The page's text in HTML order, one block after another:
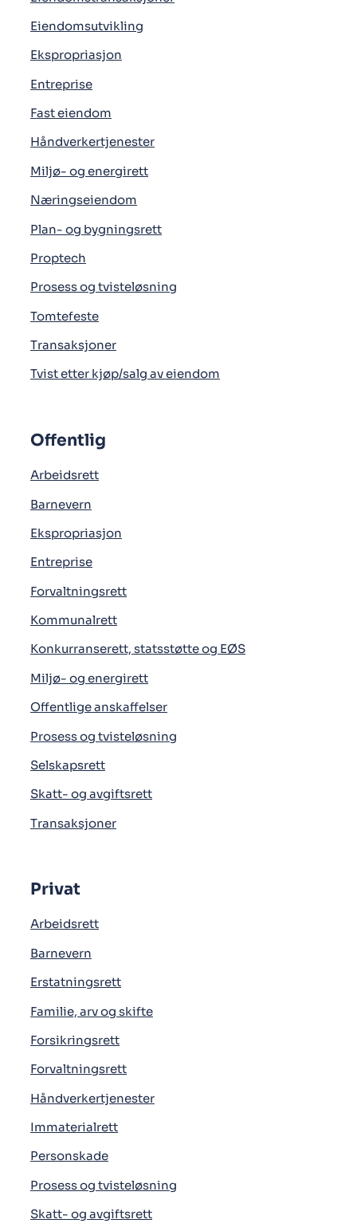
Eiendomsutvikling
Ekspropriasjon
Entreprise
Fast eiendom
Håndverkertjenester
Miljø- og energirett
Næringseiendom
Plan- og bygningsrett
Proptech
Prosess og tvisteløsning
Tomtefeste
Transaksjoner
Tvist etter kjøp/salg av eiendom
Offentlig
Arbeidsrett
Barnevern
Ekspropriasjon
Entreprise
Forvaltningsrett
Kommunalrett
Konkurranserett, statsstøtte og EØS
Miljø- og energirett
Offentlige anskaffelser
Prosess og tvisteløsning
Selskapsrett
Skatt- og avgiftsrett
Transaksjoner
Privat
Arbeidsrett
Barnevern
Erstatningsrett
Familie, arv og skifte
Forsikringsrett
Forvaltningsrett
Håndverkertjenester
Immaterialrett
Personskade
Prosess og tvisteløsning
Skatt- og avgiftsrett